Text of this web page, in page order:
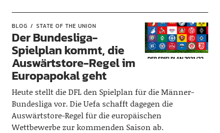
BLOG STATE OF THE UNION
Der Bundesliga-
Spielplan kommt, die
Auswärtstore-Regel im
Europapokal geht
Heute stellt die DFL den Spielplan für die Männer-
Bundesliga vor. Die Uefa schafft dagegen die
Auswärtstore-Regel für die europäischen
Wettbewerbe zur kommenden Saison ab.